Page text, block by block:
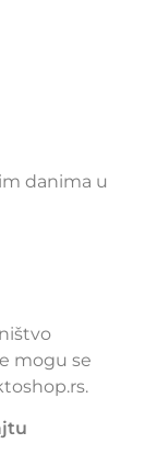
danima u
mogu se